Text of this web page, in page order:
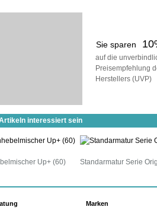
Sie sparen
auf die
Preisempfehlung
Herstellers (UVP)
interessiert sein
Up+ (60) Standarmatur Serie
Marken